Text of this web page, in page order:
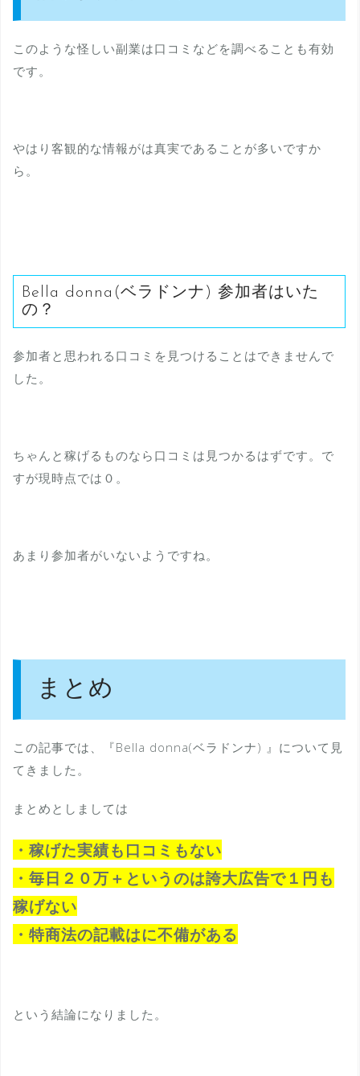
このような怪しい副業は口コミなどを調べることも有効
です。
やはり客観的な情報がは真実であることが多いですか
ら。
Bella donna(ベラドンナ) 参加者はいた
の？
参加者と思われる口コミを見つけることはできませんで
した。
ちゃんと稼げるものなら口コミは見つかるはずです。で
すが現時点では０。
あまり参加者がいないようですね。
まとめ
この記事では、『Bella donna(ベラドンナ) 』について見
てきました。
まとめとしましては
・稼げた実績も口コミもない
・毎日２０万＋というのは誇大広告で１円も
稼げない
・特商法の記載はに不備がある
という結論になりました。